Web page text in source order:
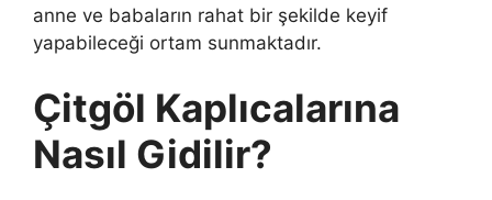
anne ve babaların rahat bir şekilde keyif
yapabileceği ortam sunmaktadır.
Çitgöl Kaplıcalarına
Nasıl Gidilir?